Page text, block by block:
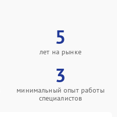
5
лет на рынке
3
минимальный опыт работы
специалистов